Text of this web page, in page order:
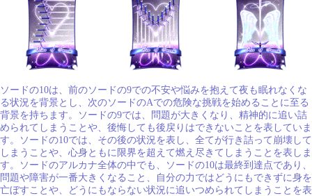
ソードの10は、前のソードの9での不安や悩みを抱えて夜も眠れなくな
る状況を背景とし、次のソードのAでの危険な挑戦を始めることに至る
背景を持ちます。ソードの9では、問題が大きくなり、精神的に追い詰
められてしまうことや、後悔しても後戻りはできないことを表していま
す。ソードの10では、その後の状況を表し、全てが行き詰って崩壊して
しまうことや、心身ともに限界を超えて燃え尽きてしまうことを表しま
す。ソードのアルカナ全体の中でも、ソードの10は最終到達点であり、
問題や障害が一番大きくなること、自分の力ではどうにもできずに身を
亡ぼすことや、どうにもならない状況に追いつめられてしまうことを表